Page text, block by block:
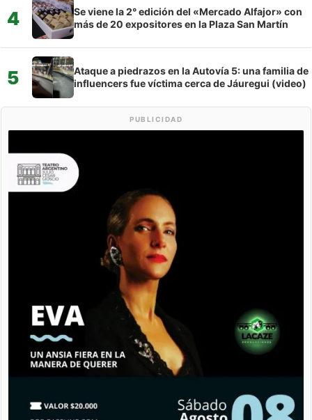
4
Se viene la 2° edición del «Mercado Alfajor» con
más de 20 expositores en la Plaza San Martín
5
Ataque a piedrazos en la Autovía 5: una familia de
influencers fue víctima cerca de Jáuregui (video)
PUBLICIDAD